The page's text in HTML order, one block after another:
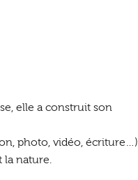
elle a construit son
photo, vidéo, écriture…)
la nature.